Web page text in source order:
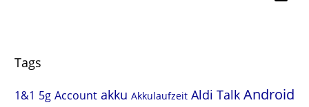
Tags
1&1 5g Account akku Akkulaufzeit Aldi Talk Android